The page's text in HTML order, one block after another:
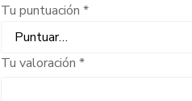
Tu puntuación *
Tu valoración *